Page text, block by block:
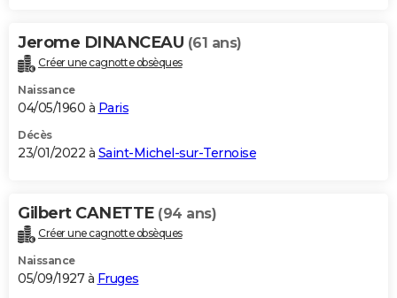
Jerome DINANCEAU (61 ans)
Créer une cagnotte obsèques
Naissance
04/05/1960 à Paris
Décès
23/01/2022 à Saint-Michel-sur-Ternoise
Gilbert CANETTE (94 ans)
Créer une cagnotte obsèques
Naissance
05/09/1927 à Fruges